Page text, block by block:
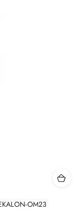
OM23